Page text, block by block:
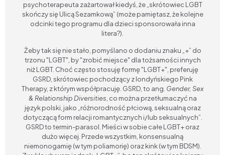
psychoterapeuta zażartował kiedyś, że „skrótowiec LGBT
skończy się Ulicą Sezamkową” (może pamiętasz, że kolejne
odcinki tego programu dla dzieci sponsorowała inna
litera?).
Żeby tak się nie stało, pomyślano o dodaniu znaku „+” do
trzonu "LGBT", by "zrobić miejsce" dla tożsamości innych
niż LGBT. Choć często stosuję formę "LGBT+", preferuję
GSRD, skrótowiec pochodzący z londyńskiego Pink
Therapy, z którym współpracuję. GSRD, to ang. Gender, Sex
& Relationship Diversities , co można przetłumaczyć na
język polski, jako „różnorodność płciową, seksualną oraz
dotyczącą form relacji romantycznych i/lub seksualnych”.
GSRD to termin-parasol. Mieści w sobie całe LGBT+ oraz
dużo więcej. Przede wszystkim, konsensualną
niemonogamię (w tym poliamorię) oraz kink (w tym BDSM).